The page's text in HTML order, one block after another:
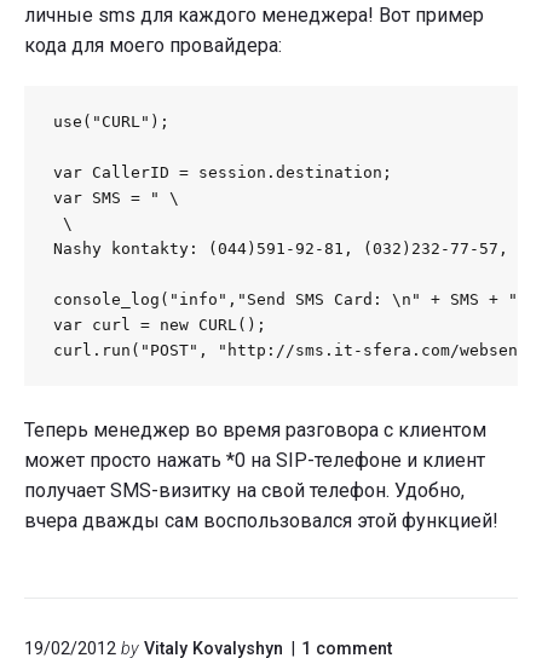
личные sms для каждого менеджера! Вот пример
кода для моего провайдера:
use("CURL");
var CallerID = session.destination;
var SMS = "
Nashy kontakty: (044)591-92-81, (032)232-77-57,
console_log("info","Send SMS Card: \n" + SMS +
var curl = new CURL();
curl.run("POST", "http://sms.it-sfera.com/websend/
Теперь менеджер во время разговора с клиентом
может просто нажать *0 на SIP-телефоне и клиент
получает SMS-визитку на свой телефон. Удобно,
вчера дважды сам воспользовался этой функцией!
19/02/2012 by Vitaly Kovalyshyn 1 commenton